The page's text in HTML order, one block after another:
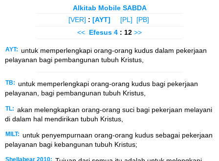
Alkitab Mobile SABDA
[VER] : [AYT] [PL]
[PB]
<< Efesus 4 : 12 >>
AYT: untuk memperlengkapi orang-orang kudus dalam pekerjaan
pelayanan bagi pembangunan tubuh Kristus,
TB: untuk memperlengkapi orang-orang kudus bagi pekerjaan
pelayanan, bagi pembangunan tubuh Kristus,
TL: akan melengkapkan orang-orang suci bagi pekerjaan melayani
di dalam hal mendirikan tubuh Kristus,
MILT: untuk penyempurnaan orang-orang kudus sebagai pekerjaan
pelayanan bagi kebangunan tubuh Kristus;
Shellabear 2010: